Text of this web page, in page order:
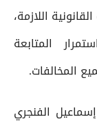
اللازمة،
المتابعة
المخالفات.
الفنجري